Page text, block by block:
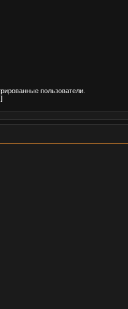
пользователи.
]